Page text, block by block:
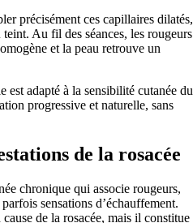
précisément ces capillaires dilatés,
teint. Au fil des séances, les rougeurs
et la peau retrouve un
adapté à la sensibilité cutanée du
progressive et naturelle, sans
de la rosacée
chronique qui associe rougeurs,
sensations d’échauffement.
de la rosacée, mais il constitue